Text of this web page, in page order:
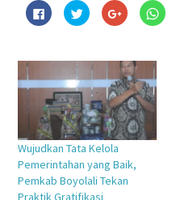
Klik
untuk
membagikan
di
jendela
yang
baru)
Klik
untuk
berbagi
di
jendela
yang
baru)
Klik
untuk
berbagi
(Membuka
di
jendela
yang
baru)
Klik
Wujudkan Tata Kelola
Pemerintahan yang Baik,
Pemkab Boyolali Tekan
Praktik Gratifikasi